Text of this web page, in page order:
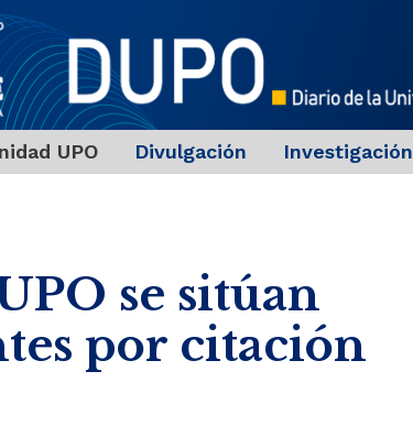
UPO Divulgación Investigación
se sitúan
por citación